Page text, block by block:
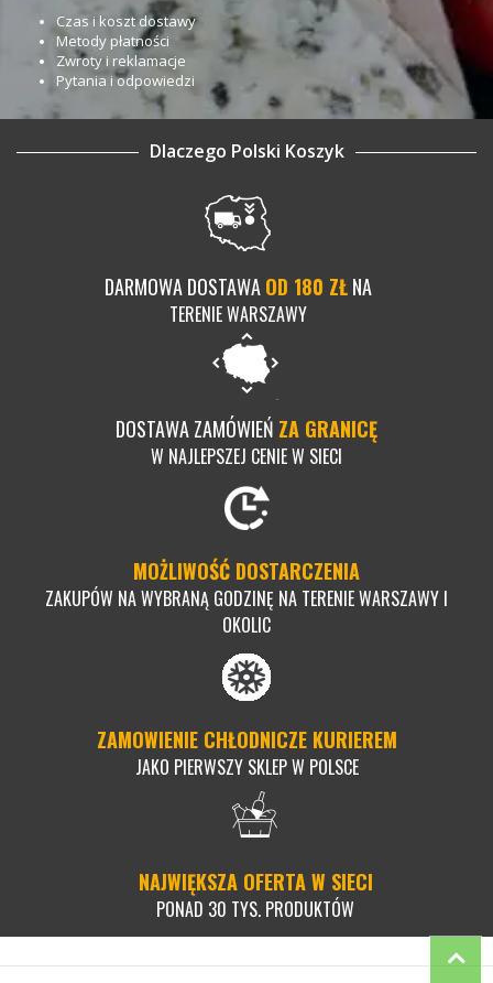
Czas i koszt dostawy
Metody płatności
Zwroty i reklamacje
Pytania i odpowiedzi
Dlaczego Polski Koszyk
DARMOWA DOSTAWAOD 180 ZŁNA
TERENIE WARSZAWY
DOSTAWA ZAMÓWIEŃ ZA GRANICĘ
W NAJLEPSZEJ CENIE W SIECI
MOŻLIWOŚĆ DOSTARCZENIA
ZAKUPÓW NA WYBRANĄ GODZINĘ NA TERENIE WARSZAWY I
OKOLIC
ZAMOWIENIE CHŁODNICZE KURIEREM
JAKO PIERWSZY SKLEP W POLSCE
NAJWIĘKSZA OFERTA W SIECI
PONAD 30 TYS. PRODUKTÓW